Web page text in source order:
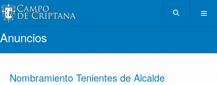
Anuncios
Nombramiento Tenientes de Alcalde